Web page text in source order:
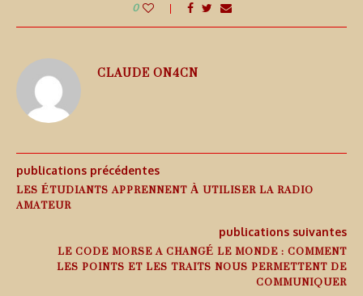
0
CLAUDE ON4CN
publications précédentes
LES ÉTUDIANTS APPRENNENT À UTILISER LA RADIO
AMATEUR
publications suivantes
LE CODE MORSE A CHANGÉ LE MONDE : COMMENT
LES POINTS ET LES TRAITS NOUS PERMETTENT DE
COMMUNIQUER